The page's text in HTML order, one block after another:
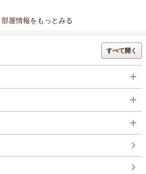
部屋情報をもっとみる
すべて開く